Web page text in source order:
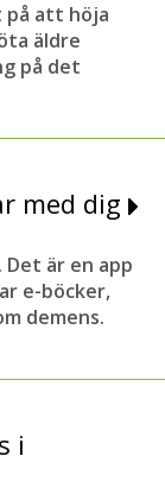
på att höja
äldre
på det
med dig
är en app
e-böcker,
demens.
i